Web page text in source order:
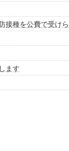
接種を公費で受け
ます